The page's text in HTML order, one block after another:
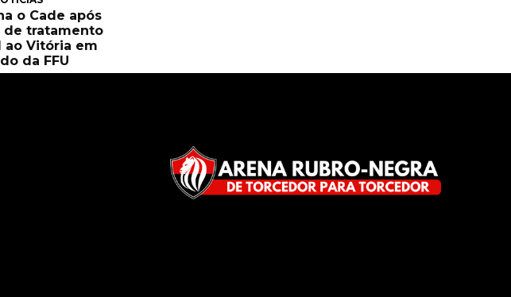
o Cade após
de tratamento
ao Vitória em
da FFU